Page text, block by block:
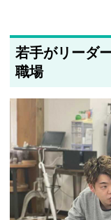
若手がリーダ
職場